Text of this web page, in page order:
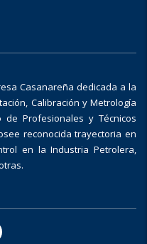
Casanareña dedicada a la
Calibración y Metrología
Profesionales y Técnicos
reconocida trayectoria en
en la Industria Petrolera,